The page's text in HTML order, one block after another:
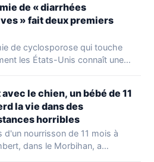
de « diarrhées
» fait deux premiers
de cyclosporose qui touche
les États-Unis connaît une
le chien, un bébé de 11
la vie dans des
horribles
d'un nourrisson de 11 mois à
dans le Morbihan, a